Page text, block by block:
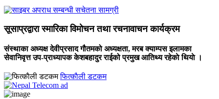
सूसाप्रद्वारा स्मारिका विमोचन तथा रचनावाचन कार्यक्रम
संस्थाका अध्यक्ष देवीप्रसाद गौतमको अध्यक्षता, मरब क्याम्पस इलामका
सेवानिवृत्त उप-प्राध्यापक केशबहादुर राईको प्रमुख आतिथ्य रहेकाे थियाे ।
फित्काैली डटकम